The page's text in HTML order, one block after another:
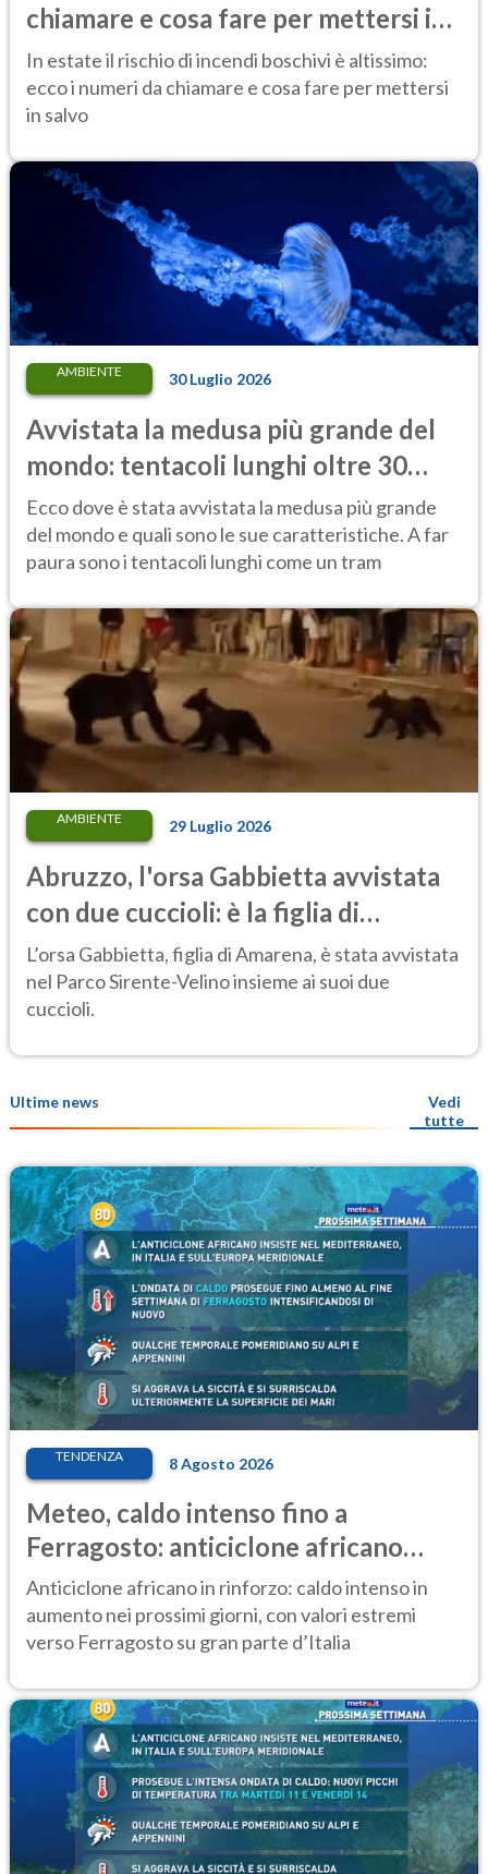
chiamare e cosa fare per mettersi in
salvo
In estate il rischio di incendi boschivi è altissimo:
ecco i numeri da chiamare e cosa fare per mettersi
in salvo
AMBIENTE 30 Luglio 2026
Avvistata la medusa più grande del
mondo: tentacoli lunghi oltre 30
metri, più di un tram cittadino
Ecco dove è stata avvistata la medusa più grande
del mondo e quali sono le sue caratteristiche. A far
paura sono i tentacoli lunghi come un tram
AMBIENTE 29 Luglio 2026
Abruzzo, l'orsa Gabbietta avvistata
con due cuccioli: è la figlia di
Amarena
L’orsa Gabbietta, figlia di Amarena, è stata avvistata
nel Parco Sirente-Velino insieme ai suoi due
cuccioli.
Ultime news
Vedi
tutte
TENDENZA 8 Agosto 2026
Meteo, caldo intenso fino a
Ferragosto: anticiclone africano
ancora protagonista
Anticiclone africano in rinforzo: caldo intenso in
aumento nei prossimi giorni, con valori estremi
verso Ferragosto su gran parte d’Italia